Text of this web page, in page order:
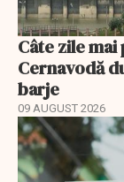
Câte zile
Cernavodă
barje
09 AUGUST 2026